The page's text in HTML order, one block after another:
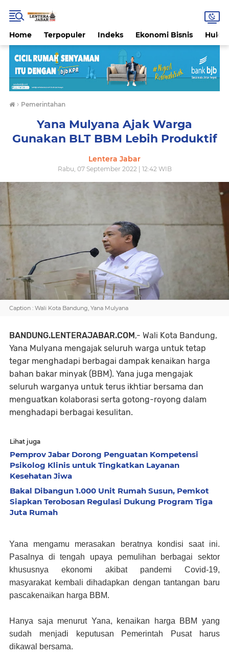
Home Terpopuler Indeks Ekonomi Bisnis
› Pemerintahan
Yana Mulyana Ajak Warga
Gunakan BLT BBM Lebih Produktif
Lentera Jabar
Rabu, 07 September 2022 | 12:42 WIB
Caption : Wali Kota Bandung, Yana Mulyana
BANDUNG.LENTERAJABAR.COM,- Wali Kota Bandung,
Yana Mulyana mengajak seluruh warga untuk tetap
tegar menghadapi berbagai dampak kenaikan harga
bahan bakar minyak (BBM). Yana juga mengajak
seluruh warganya untuk terus ikhtiar bersama dan
menguatkan kolaborasi serta gotong-royong dalam
menghadapi berbagai kesulitan.
Lihat juga
Pemprov Jabar Dorong Penguatan Kompetensi
Psikolog Klinis untuk Tingkatkan Layanan
Kesehatan Jiwa
Bakal Dibangun 1.000 Unit Rumah Susun, Pemkot
Siapkan Terobosan Regulasi Dukung Program Tiga
Juta Rumah
Yana mengamu merasakan beratnya kondisi saat ini.
Pasalnya di tengah upaya pemulihan berbagai sektor
khususnya ekonomi akibat pandemi Covid-19,
masyarakat kembali dihadapkan dengan tantangan baru
pascakenaikan harga BBM.
Hanya saja menurut Yana, kenaikan harga BBM yang
sudah menjadi keputusan Pemerintah Pusat harus
dikawal bersama.